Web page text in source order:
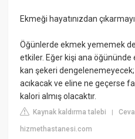
Ekmeği hayatınızdan
Öğünlerde ekmek yememek
etkiler. Eğer kişi ana
kan şekeri
acıkacak ve eline ne geçerse
kalori almış olacaktır.
Kaynak kaldırma talebi |
hizmethastanesi.com